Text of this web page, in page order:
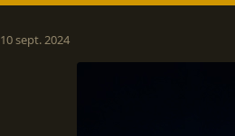
10 sept. 2024